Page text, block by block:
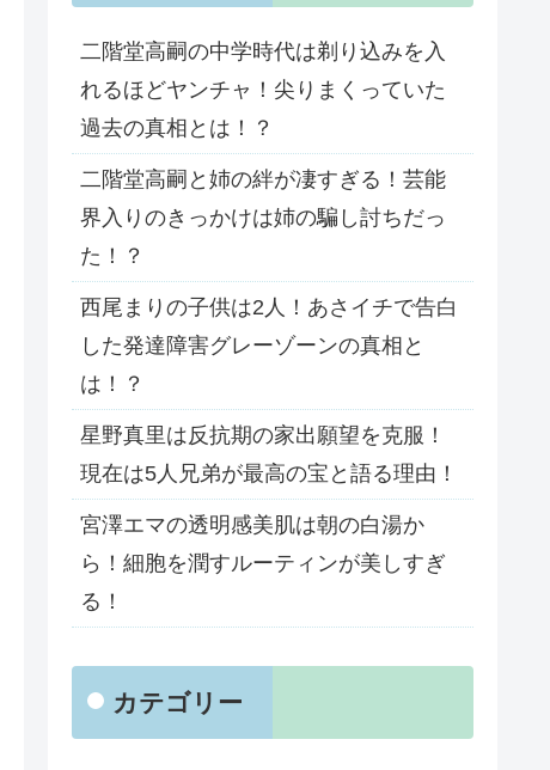
二階堂高嗣の中学時代は剃り込みを入
れるほどヤンチャ！尖りまくっていた
過去の真相とは！？
二階堂高嗣と姉の絆が凄すぎる！芸能
界入りのきっかけは姉の騙し討ちだっ
た！？
西尾まりの子供は2人！あさイチで告白
した発達障害グレーゾーンの真相と
は！？
星野真里は反抗期の家出願望を克服！
現在は5人兄弟が最高の宝と語る理由！
宮澤エマの透明感美肌は朝の白湯か
ら！細胞を潤すルーティンが美しすぎ
る！
カテゴリー